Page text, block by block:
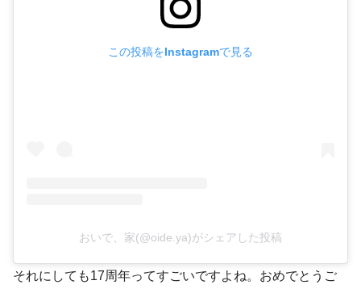
この投稿をInstagramで見る
おいで、家(@oide.ya)がシェアした投稿
それにしても17周年ってすごいですよね。おめでとうご